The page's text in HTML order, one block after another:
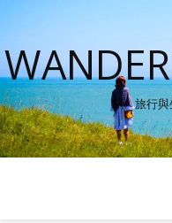
旅行與